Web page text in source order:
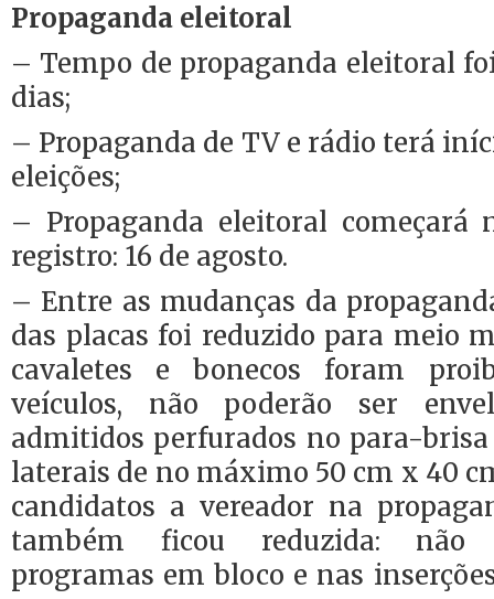
Propaganda eleitoral
– Tempo de propaganda eleitoral
dias;
– Propaganda de TV e rádio terá
eleições;
– Propaganda eleitoral começará
registro: 16 de agosto.
– Entre as mudanças da
das placas foi reduzido para meio
cavaletes e bonecos foram
veículos, não poderão ser
admitidos perfurados no para-
laterais de no máximo 50 cm x 40
candidatos a vereador na
também ficou reduzida: não
programas em bloco e nas